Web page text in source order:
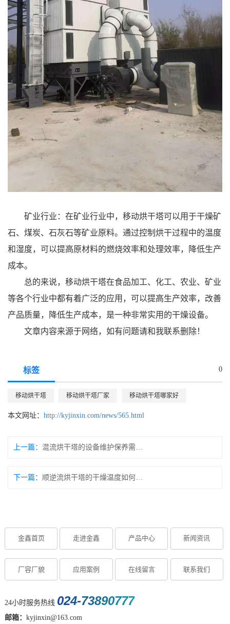
矿业行业：在矿业行业中，移动烘干塔可以用于干燥矿
石、煤炭、石灰石等矿业原料。通过控制烘干过程中的温度
和湿度，可以提高原材料的燃烧效率和处理效率，降低生产
成本。
总的来说，移动烘干塔在食品加工、化工、农业、矿业
等各个行业中都有着广泛的应用，可以提高生产效率，改善
产品质量，降低生产成本，是一种非常实用的干燥设备。
文章内容来源于网络，如有问题请和我联系删除！
标签 0
移动烘干塔 移动烘干塔厂家 移动烘干塔哪家好
本文网址： http://kyjinxin.com/news/565.html
上一篇：
下一篇：
金鑫首页 走进金鑫 产品中心 新闻资讯
厂容厂貌 应用案例 在线留言 联系我们
24小时服务热线 024-73890777
邮箱： kyjinxin@163.com